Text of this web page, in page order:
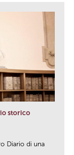
storico
Diario di una